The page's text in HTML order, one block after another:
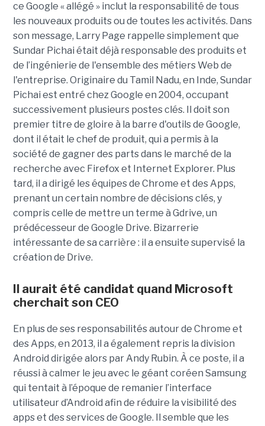
ce Google « allégé » inclut la responsabilité de tous
les nouveaux produits ou de toutes les activités. Dans
son message, Larry Page rappelle simplement que
Sundar Pichai était déjà responsable des produits et
de l’ingénierie de l'ensemble des métiers Web de
l'entreprise. Originaire du Tamil Nadu, en Inde, Sundar
Pichai est entré chez Google en 2004, occupant
successivement plusieurs postes clés. Il doit son
premier titre de gloire à la barre d'outils de Google,
dont il était le chef de produit, qui a permis à la
société de gagner des parts dans le marché de la
recherche avec Firefox et Internet Explorer. Plus
tard, il a dirigé les équipes de Chrome et des Apps,
prenant un certain nombre de décisions clés, y
compris celle de mettre un terme à Gdrive, un
prédécesseur de Google Drive. Bizarrerie
intéressante de sa carrière : il a ensuite supervisé la
création de Drive.
Il aurait été candidat quand Microsoft
cherchait son CEO
En plus de ses responsabilités autour de Chrome et
des Apps, en 2013, il a également repris la division
Android dirigée alors par Andy Rubin. À ce poste, il a
réussi à calmer le jeu avec le géant coréen Samsung
qui tentait à l’époque de remanier l’interface
utilisateur d’Android afin de réduire la visibilité des
apps et des services de Google. Il semble que les